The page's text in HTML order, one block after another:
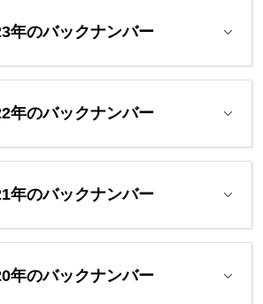
年のバックナンバー
年のバックナンバー
年のバックナンバー
年のバックナンバー